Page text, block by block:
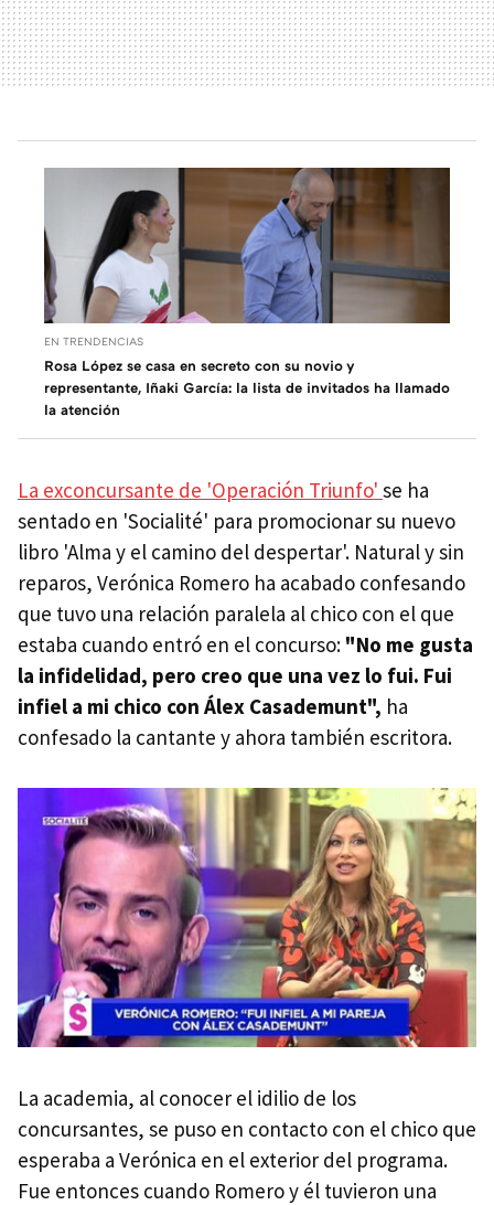
EN TRENDENCIAS
Rosa López se casa en secreto con su novio y
representante, Iñaki García: la lista de invitados ha llamado
la atención
La exconcursante de 'Operación Triunfo' se ha
sentado en 'Socialité' para promocionar su nuevo
libro 'Alma y el camino del despertar'. Natural y sin
reparos, Verónica Romero ha acabado confesando
que tuvo una relación paralela al chico con el que
estaba cuando entró en el concurso: "No me gusta
la infidelidad, pero creo que una vez lo fui. Fui
infiel a mi chico con Álex Casademunt", ha
confesado la cantante y ahora también escritora.
La academia, al conocer el idilio de los
concursantes, se puso en contacto con el chico que
esperaba a Verónica en el exterior del programa.
Fue entonces cuando Romero y él tuvieron una